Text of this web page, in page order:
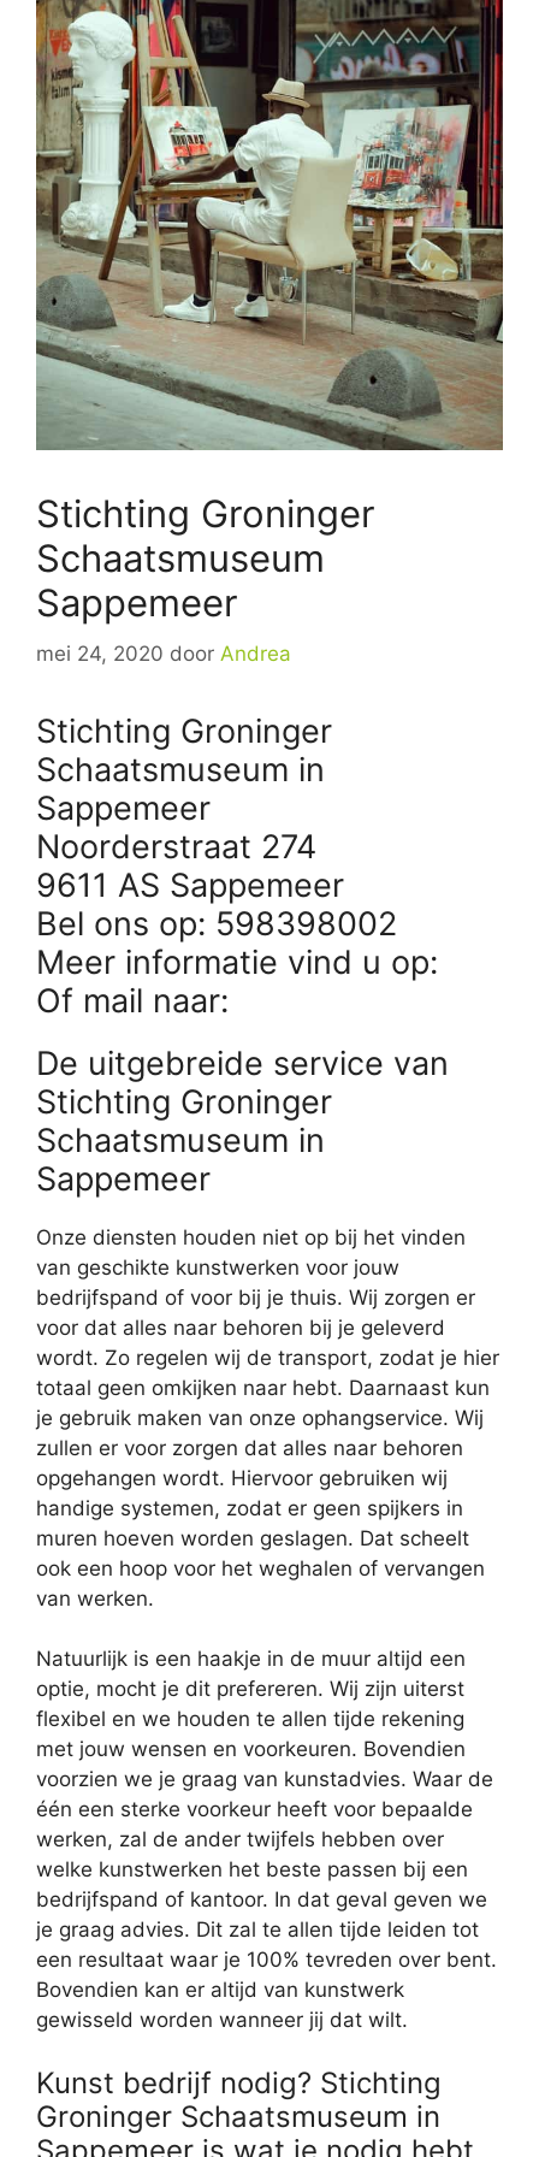
Stichting Groninger
Schaatsmuseum
Sappemeer
mei 24, 2020 door Andrea
Stichting Groninger
Schaatsmuseum in
Sappemeer
Noorderstraat 274
9611 AS Sappemeer
Bel ons op: 598398002
Meer informatie vind u op:
Of mail naar:
De uitgebreide service van
Stichting Groninger
Schaatsmuseum in
Sappemeer
Onze diensten houden niet op bij het vinden
van geschikte kunstwerken voor jouw
bedrijfspand of voor bij je thuis. Wij zorgen er
voor dat alles naar behoren bij je geleverd
wordt. Zo regelen wij de transport, zodat je hier
totaal geen omkijken naar hebt. Daarnaast kun
je gebruik maken van onze ophangservice. Wij
zullen er voor zorgen dat alles naar behoren
opgehangen wordt. Hiervoor gebruiken wij
handige systemen, zodat er geen spijkers in
muren hoeven worden geslagen. Dat scheelt
ook een hoop voor het weghalen of vervangen
van werken.
Natuurlijk is een haakje in de muur altijd een
optie, mocht je dit prefereren. Wij zijn uiterst
flexibel en we houden te allen tijde rekening
met jouw wensen en voorkeuren. Bovendien
voorzien we je graag van kunstadvies. Waar de
één een sterke voorkeur heeft voor bepaalde
werken, zal de ander twijfels hebben over
welke kunstwerken het beste passen bij een
bedrijfspand of kantoor. In dat geval geven we
je graag advies. Dit zal te allen tijde leiden tot
een resultaat waar je 100% tevreden over bent.
Bovendien kan er altijd van kunstwerk
gewisseld worden wanneer jij dat wilt.
Kunst bedrijf nodig? Stichting
Groninger Schaatsmuseum in
Sappemeer is wat je nodig hebt